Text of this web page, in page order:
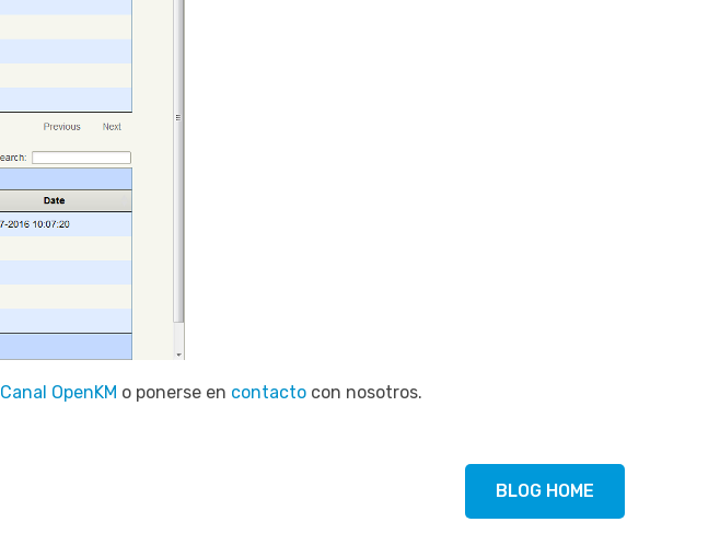
Canal OpenKM o ponerse en contacto con nosotros.
BLOG HOME